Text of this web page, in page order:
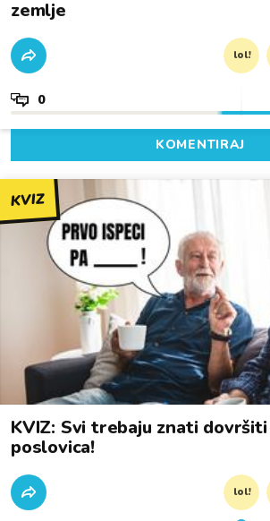
zemlje
lol!
0
KOMENTIRAJ
KVIZ
KVIZ: Svi trebaju znati
poslovica!
lol!